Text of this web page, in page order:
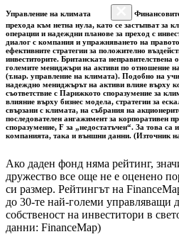
Управление на климата
прехода към нетна нула, като се застъпват за
операции и надеждни планове за преход с
диалог с компания и упражняването на
ефективните стратегии за положително
инвеститорите. Британската неправителствена
големите мениджъри на активи по отношение
(т.нар. управление на климата). Подобно на
надеждно мениджърът на активи влияе върху
съответствие с Парижкото споразумение за
влияние върху бизнес модела, стратегии за
свързани с климата, на събрания на
последователен ангажимент за корпоративен
споразумение, F за „недостатъчен“. За това са
компанията, така и външни данни. (Източник
Ако даден фонд няма рейтинг,
дружество все още не е оценено
си размер. Рейтингът на
до 30-те най-големи управляващи
собственост на инвеститори в
данни: FinanceMap)